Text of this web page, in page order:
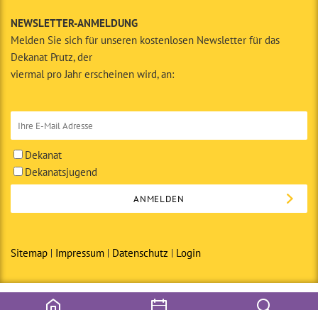
NEWSLETTER-ANMELDUNG
Melden Sie sich für unseren kostenlosen Newsletter für das
Dekanat Prutz, der
viermal pro Jahr erscheinen wird, an:
Dekanat
Dekanatsjugend
Sitemap Impressum Datenschutz Login
© Copyright 2014 · Dekanat Prutz in Zusammenarbeit mit den